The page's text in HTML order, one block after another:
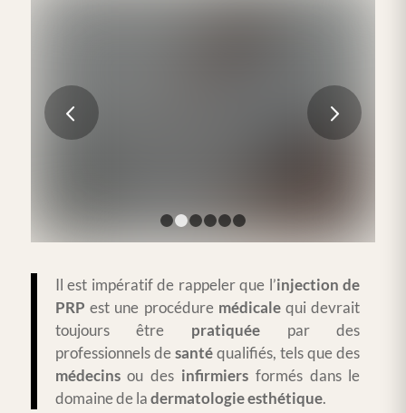
Il est impératif de rappeler que l’injection de
PRP est une procédure médicalequi devrait
toujours être pratiquée par des
professionnels desantéqualifiés, tels que des
médecinsou des infirmiers formés dans le
domaine de ladermatologieesthétique.